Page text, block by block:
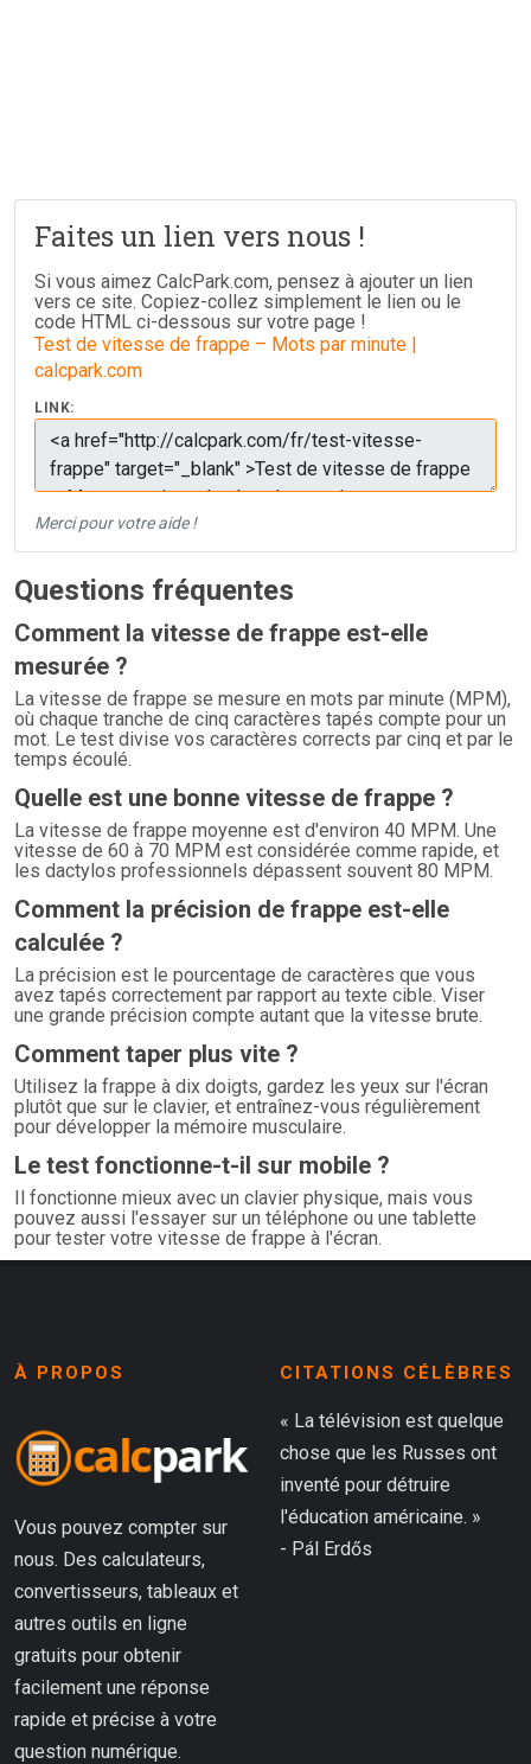
Faites un lien vers nous !
Si vous aimez CalcPark.com, pensez à ajouter un lien
vers ce site. Copiez-collez simplement le lien ou le
code HTML ci-dessous sur votre page !
Test de vitesse de frappe – Mots par minute |
calcpark.com
LINK:
Merci pour votre aide !
Questions fréquentes
Comment la vitesse de frappe est-elle
mesurée ?
La vitesse de frappe se mesure en mots par minute (MPM),
où chaque tranche de cinq caractères tapés compte pour un
mot. Le test divise vos caractères corrects par cinq et par le
temps écoulé.
Quelle est une bonne vitesse de frappe ?
La vitesse de frappe moyenne est d'environ 40 MPM. Une
vitesse de 60 à 70 MPM est considérée comme rapide, et
les dactylos professionnels dépassent souvent 80 MPM.
Comment la précision de frappe est-elle
calculée ?
La précision est le pourcentage de caractères que vous
avez tapés correctement par rapport au texte cible. Viser
une grande précision compte autant que la vitesse brute.
Comment taper plus vite ?
Utilisez la frappe à dix doigts, gardez les yeux sur l'écran
plutôt que sur le clavier, et entraînez-vous régulièrement
pour développer la mémoire musculaire.
Le test fonctionne-t-il sur mobile ?
Il fonctionne mieux avec un clavier physique, mais vous
pouvez aussi l'essayer sur un téléphone ou une tablette
pour tester votre vitesse de frappe à l'écran.
À PROPOS
Vous pouvez compter sur
nous. Des calculateurs,
convertisseurs, tableaux et
autres outils en ligne
gratuits pour obtenir
facilement une réponse
rapide et précise à votre
question numérique.
CITATIONS CÉLÈBRES
« La télévision est quelque
chose que les Russes ont
inventé pour détruire
l'éducation américaine. »
- Pál Erdős